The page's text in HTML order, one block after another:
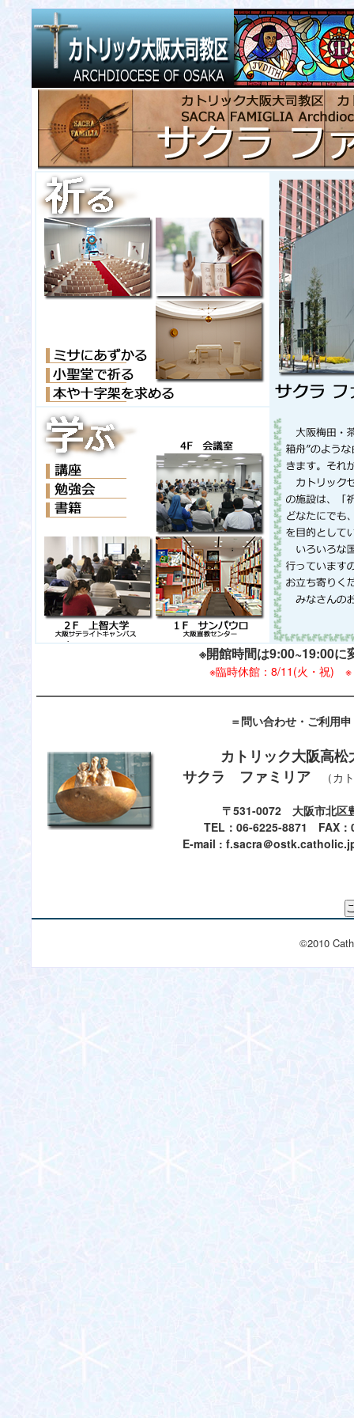
※開館時間は9:00~19:00に
※臨時休館：8/11(火・祝) ※
＝問い合わせ・ご利用
カトリック大阪高松
サクラ ファミリア（カト
〒531-0072 大阪市北区
TEL：06-6225-8871 FAX：
E-mail : f.sacra＠
©2010